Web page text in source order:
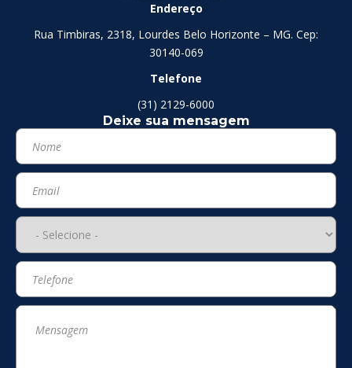
Endereço
Rua Timbiras, 2318, Lourdes Belo Horizonte – MG. Cep:
30140-069
Telefone
(31) 2129-6000
Deixe sua mensagem